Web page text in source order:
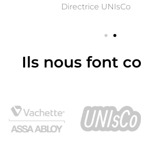
Directrice UNIsCo
Ils nous font